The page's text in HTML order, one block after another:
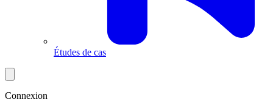
Études de cas
Connexion